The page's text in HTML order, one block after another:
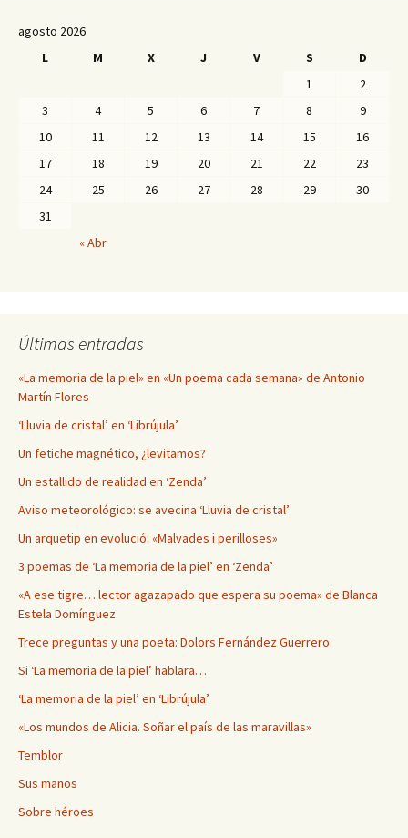
agosto 2026
L
M X J V S
D
1
2
3
4 5 6 7 8
9
10
11 12 13 14 15
16
17
18 19 20 21 22
23
24
25 26 27 28 29
30
31
« Abr
Últimas entradas
«La memoria de la piel» en «Un poema cada semana» de Antonio
Martín Flores
‘Lluvia de cristal’ en ‘Librújula’
Un fetiche magnético, ¿levitamos?
Un estallido de realidad en ‘Zenda’
Aviso meteorológico: se avecina ‘Lluvia de cristal’
Un arquetip en evolució: «Malvades i perilloses»
3 poemas de ‘La memoria de la piel’ en ‘Zenda’
«A ese tigre… lector agazapado que espera su poema» de Blanca
Estela Domínguez
Trece preguntas y una poeta: Dolors Fernández Guerrero
Si ‘La memoria de la piel’ hablara…
‘La memoria de la piel’ en ‘Librújula’
«Los mundos de Alicia. Soñar el país de las maravillas»
Temblor
Sus manos
Sobre héroes